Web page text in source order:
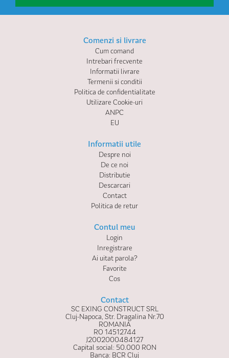
Comenzi si livrare
Cum comand
Intrebari frecvente
Informatii livrare
Termenii si conditii
Politica de confidentialitate
Utilizare Cookie-uri
ANPC
EU
Informatii utile
Despre noi
De ce noi
Distributie
Descarcari
Contact
Politica de retur
Contul meu
Login
Inregistrare
Ai uitat parola?
Favorite
Cos
Contact
SC EXING CONSTRUCT SRL
Cluj-Napoca, Str. Dragalina Nr.70
ROMANIA
RO 14512744
J2002000484127
Capital social: 50.000 RON
Banca: BCR Cluj